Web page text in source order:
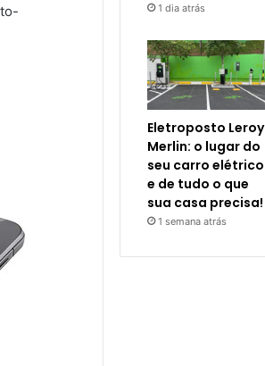
1 dia atrás
Eletroposto Leroy
Merlin: o lugar do
seu carro elétrico
e de tudo o que
sua casa precisa!
1 semana atrás